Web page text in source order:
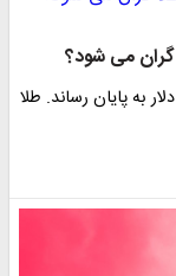
طلای جهانی معاملات هفته گذشته را با قیمت ۱۸۱۲ دلار به پایان رساند. طلا